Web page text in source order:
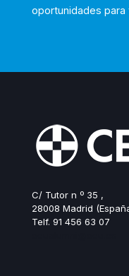
oportunidades
C/ Tutor n º 35 ,
28008 Madrid
Telf. 91 456 63 07